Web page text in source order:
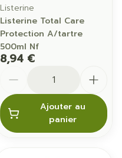
Listerine
Listerine Total Care
Protection A/tartre
500ml Nf
8,94 €
Ajouter au
panier